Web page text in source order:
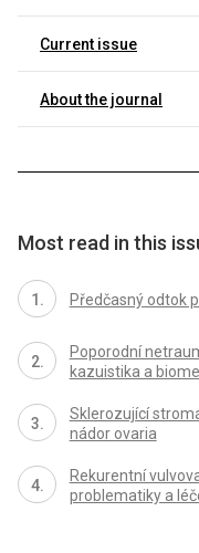
Current issue
About the journal
Most read in this
Předčasný odtok
Poporodní
kazuistika a
Sklerozující
nádor ovaria
Rekurentní
problematiky a